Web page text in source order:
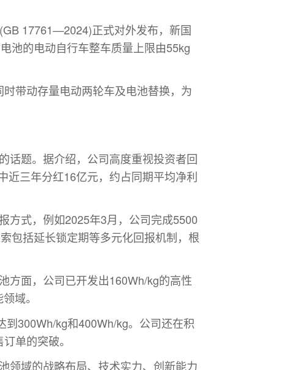
17761—2024)正式对外发布，新国
池的电动自行车整车质量上限由55kg
带动存量电动两轮车及电池替换，为
话题。据介绍，公司高度重视投资者回
近三年分红16亿元，约占同期平均净利
方式，例如2025年3月，公司完成5500
包括延长锁定期等多元化回报机制，根
方面，公司已开发出160Wh/kg的高性
域。
300Wh/kg和400Wh/kg。公司还在积
单的突破。
领域的战略布局、技术实力、创新能力